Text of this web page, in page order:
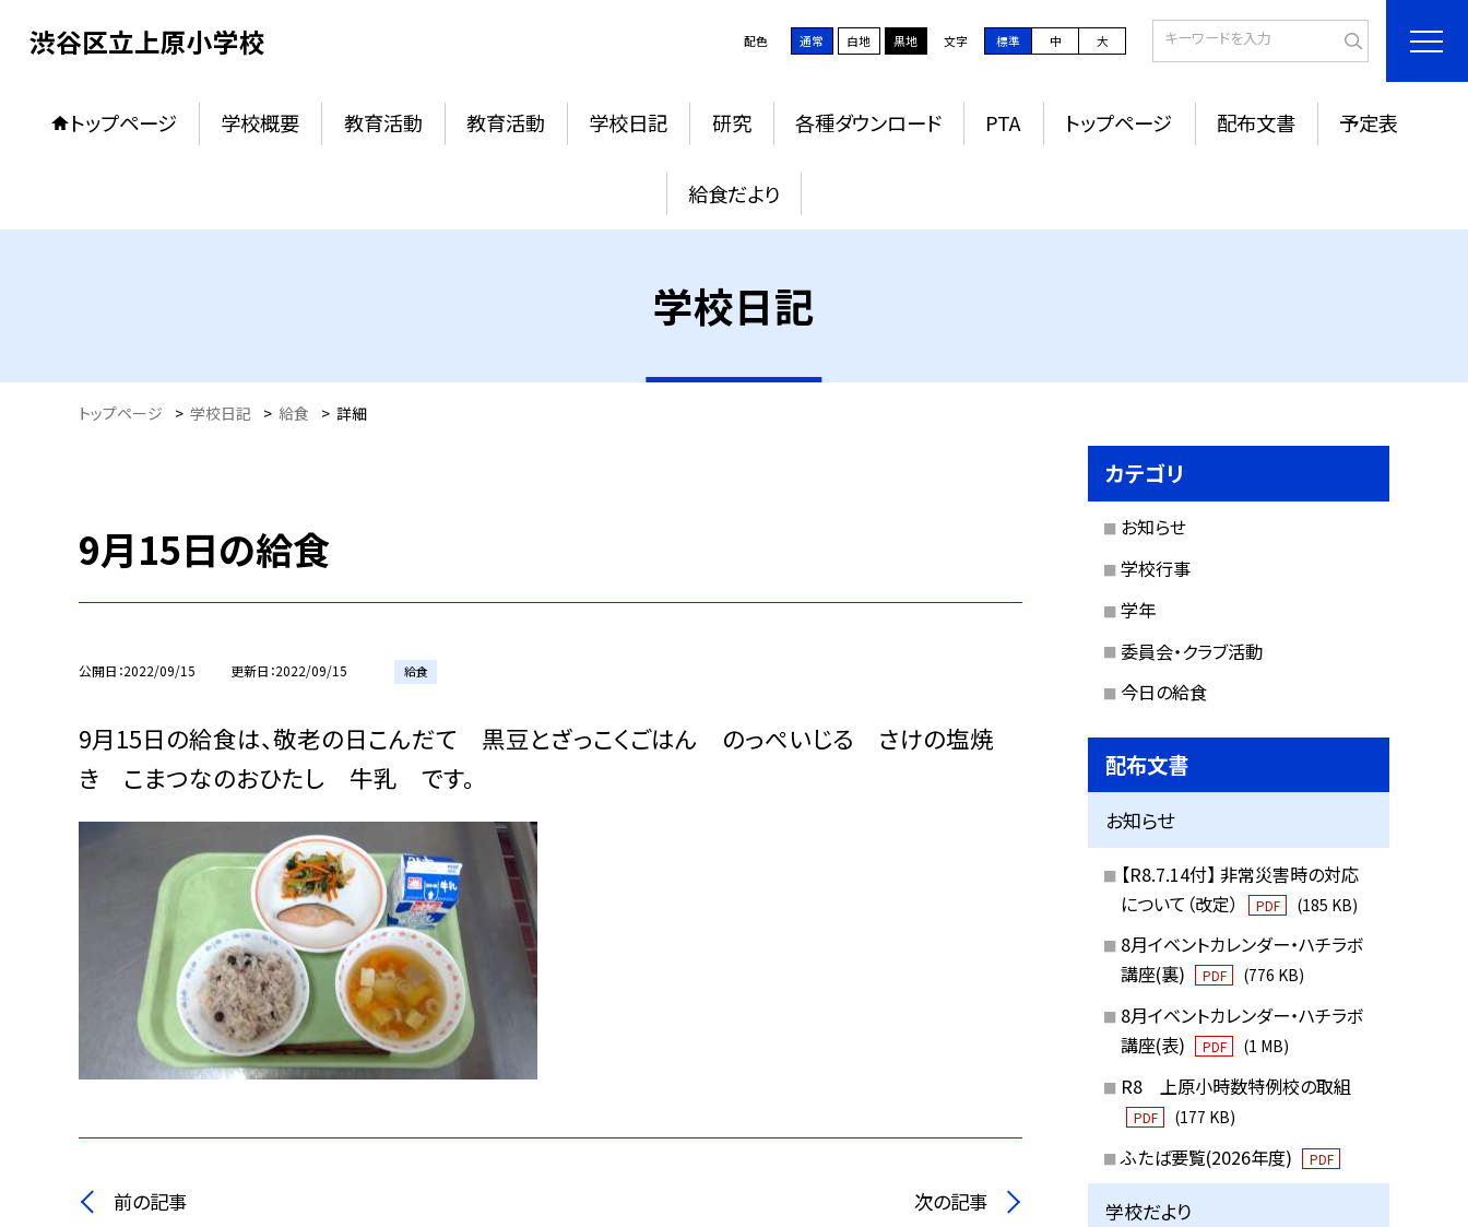
渋谷区立上原小学校 配色 通常 白地 黒地 文字 標準 中 大
トップページ 学校概要 教育活動 教育活動 学校日記 研究 各種ダウンロード PTA トップページ 配布文書 予定表
給食だより
学校日記
トップページ > 学校日記 > 給食 > 詳細
9月15日の給食
公開日 2022/09/15 更新日 2022/09/15 給食
9月15日の給食は、敬老の日こんだて 黒豆とざっこくごはん のっぺいじる さけの塩焼
き こまつなのおひたし 牛乳 です。
前の記事 次の記事
カテゴリ
お知らせ
学校行事
学年
委員会・クラブ活動
今日の給食
配布文書
お知らせ
【R8.7.14付】 非常災害時の対応
について（改定）
PDF (185 KB)
8月イベントカレンダー・ハチラボ
講座(裏)
PDF (776 KB)
8月イベントカレンダー・ハチラボ
講座(表)
PDF (1 MB)
R8 上原小時数特例校の取組
PDF (177 KB)
ふたば要覧(2026年度) PDF
学校だより